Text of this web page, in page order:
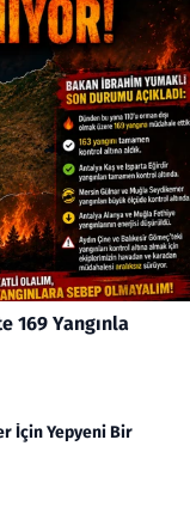
169 Yangınla
İçin Yepyeni Bir